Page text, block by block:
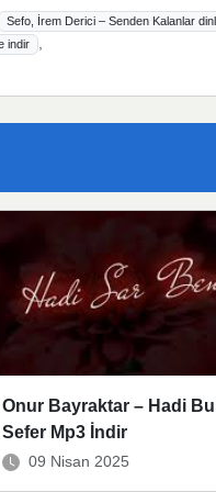
Sefo, İrem Derici – Senden Kalanlar
indir ,
Onur Bayraktar – Hadi Bu
Sefer Mp3 İndir
09 Nisan 2025